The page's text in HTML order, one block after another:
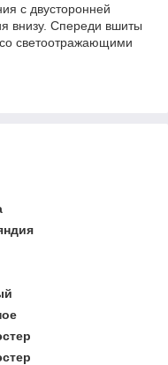
с двусторонней
внизу. Спереди вшиты
светоотражающими